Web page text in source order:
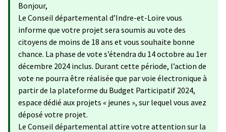
Bonjour,
Le Conseil départemental d’Indre-et-Loire vous
informe que votre projet sera soumis au vote des
citoyens de moins de 18 ans et vous souhaite bonne
chance. La phase de vote s’étendra du 14 octobre au 1er
décembre 2024 inclus. Durant cette période, l’action de
vote ne pourra être réalisée que par voie électronique à
partir de la plateforme du Budget Participatif 2024,
espace dédié aux projets « jeunes », sur lequel vous avez
déposé votre projet.
Le Conseil départemental attire votre attention sur la